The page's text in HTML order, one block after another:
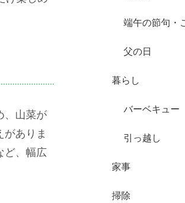
、山菜が
ありま
ど、幅広
端午の節句・
父の日
暮らし
バーベキュー
引っ越し
家事
掃除